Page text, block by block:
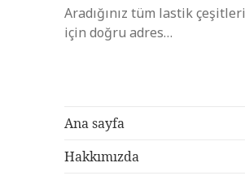
Aradığınız tüm lastik çeşitleri
için doğru adres…
Ana sayfa
Hakkımızda